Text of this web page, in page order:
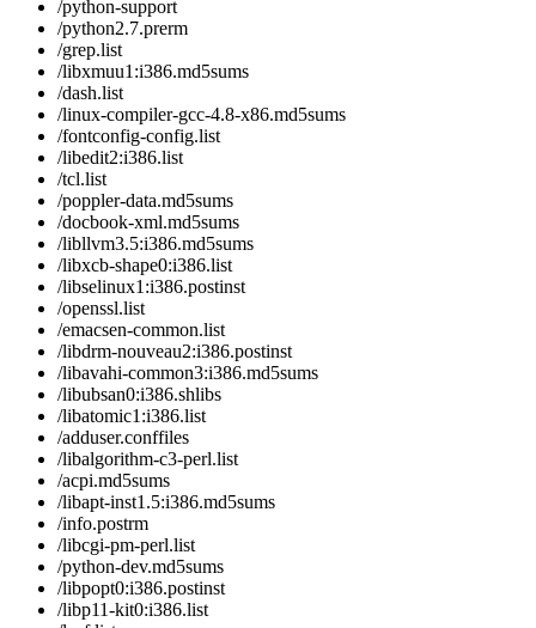
/python-support
/python2.7.prerm
/grep.list
/libxmuu1:i386.md5sums
/dash.list
/linux-compiler-gcc-4.8-x86.md5sums
/fontconfig-config.list
/libedit2:i386.list
/tcl.list
/poppler-data.md5sums
/docbook-xml.md5sums
/libllvm3.5:i386.md5sums
/libxcb-shape0:i386.list
/libselinux1:i386.postinst
/openssl.list
/emacsen-common.list
/libdrm-nouveau2:i386.postinst
/libavahi-common3:i386.md5sums
/libubsan0:i386.shlibs
/libatomic1:i386.list
/adduser.conffiles
/libalgorithm-c3-perl.list
/acpi.md5sums
/libapt-inst1.5:i386.md5sums
/info.postrm
/libcgi-pm-perl.list
/python-dev.md5sums
/libpopt0:i386.postinst
/libp11-kit0:i386.list